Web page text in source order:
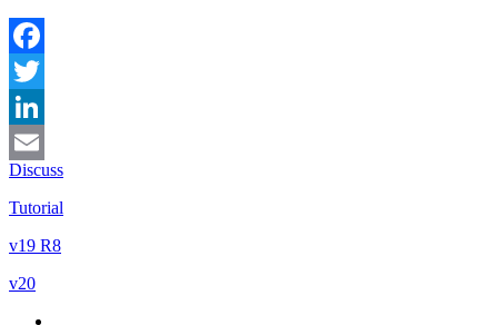
Facebook
Twitter
LinkedIn
Email
Discuss
Tutorial
v19 R8
v20